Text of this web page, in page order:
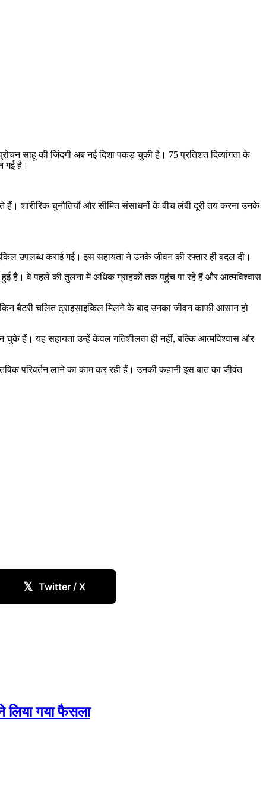
साहू की जिंदगी अब नई दिशा पकड़ चुकी है। 75 प्रतिशत दिव्यांगता के
गई है।
हैं। शारीरिक चुनौतियों और सीमित संसाधनों के बीच लंबी दूरी तय करना उनके
उपलब्ध कराई गई। इस सहायता ने उनके जीवन की रफ्तार ही बदल दी।
हुई है। वे पहले की तुलना में अधिक ग्राहकों तक पहुंच पा रहे हैं और आत्मविश्वास
बैटरी चलित ट्राइसाइकिल मिलने के बाद उनका जीवन काफी आसान हो
हैं। यह सहायता उन्हें केवल गतिशीलता ही नहीं, बल्कि आत्मविश्वास और
परिवर्तन लाने का काम कर रही हैं। उनकी कहानी इस बात का जीवंत
𝕏 Twitter / X
लिया गया फैसला